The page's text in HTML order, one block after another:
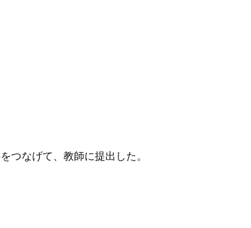
つなげて、教師に提出した。